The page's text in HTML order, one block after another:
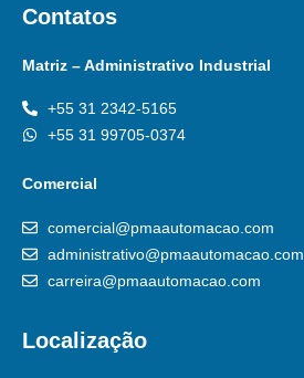
Contatos
Matriz – Administrativo Industrial
+55 31 2342-5165
+55 31 99705-0374
Comercial
comercial@pmaautomacao.com
administrativo@pmaautomacao.com
carreira@pmaautomacao.com
Localização